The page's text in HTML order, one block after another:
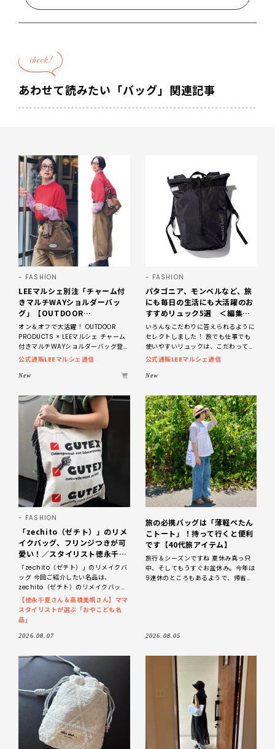
check!
あわせて読みたい「バッグ」関連記事
FASHION
LEEマルシェ別注「チャーム付
きマルチWAYショルダーバッ
グ」【OUTDOOR
PRODUCTS ×LEE100人隊】
第3弾はリッチ映えにこだわ
り！
オン＆オフで大活躍！ OUTDOOR
PRODUCTS × LEEマルシェ チャーム
付きマルチWAYショルダーバッグ登
場！ アウトドアプロダクツ×LEEマル
公式通販LEEマルシェ通信
New
FASHION
パタゴニア、モンベルなど、旅
にも毎日の生活にも大活躍のお
すすめリュック5選 ＜編集部
セレクト＞【LEEマルシェ】
いろんなこだわりに答えられるように
セレクトしました！ 旅でも仕事でも
使いやすいリュックは、こだわって選
びたい。この特集では、LEEマルシェ
のリュックをはじめ、
公式通販LEEマルシェ通信
New
FASHION
「zechito（ゼチト）」のリメ
イクバッグ、フリンジつきが可
愛い！／スタイリスト徳永千夏
さん【おやこども名品】
「zechito（ゼチト）」のリメイクバ
ッグ 今回ご紹介したい名品は、
zechito（ゼチト）のリメイクバッグ
です。zechitoはスタイリストの大先
輩が手がけるブランド。
【徳永千夏さん＆高橋美帆さん】ママ
スタイリストが選ぶ「おやこども名
品」
2026.08.07
旅の必携バッグは「薄軽ぺたん
こトート」！持って行くと便利
です【40代旅アイテム】
旅行＆シーズンですね 夏休み真っ只
中、そしてもうすぐお盆休み。今年は
9連休のところもあるようで、帰省さ
2026.08.05